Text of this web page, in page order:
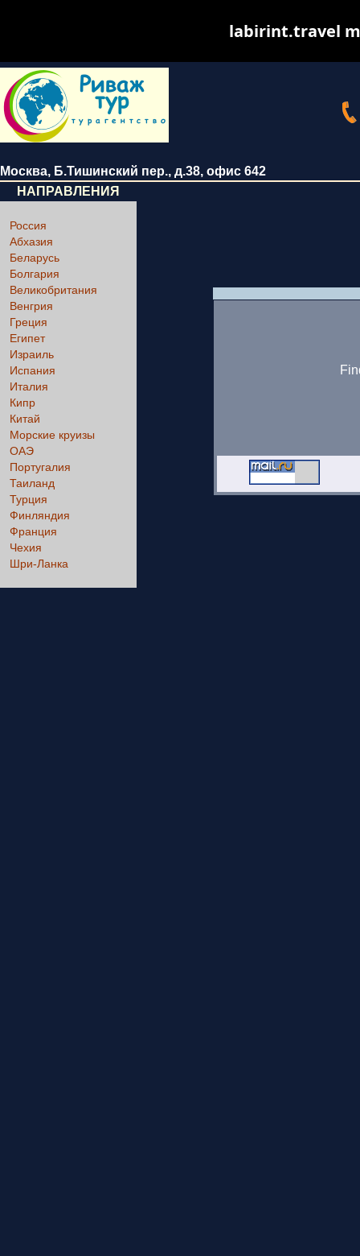
Москва, Б.Тишинский пер., д.38, офис 642
НАПРАВЛЕНИЯ
Россия
Абхазия
Беларусь
Болгария
Великобритания
Венгрия
Греция
Египет
Израиль
Испания
Италия
Кипр
Китай
Морские круизы
ОАЭ
Португалия
Таиланд
Турция
Финляндия
Франция
Чехия
Шри-Ланка
labirint.travel